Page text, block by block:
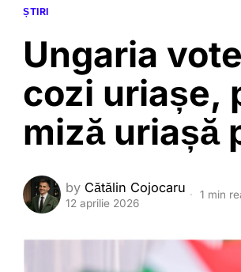
ȘTIRI
Ungaria
cozi uriașe,
miză uriașă
by Cătălin Cojocaru
12 aprilie 2026
1 min